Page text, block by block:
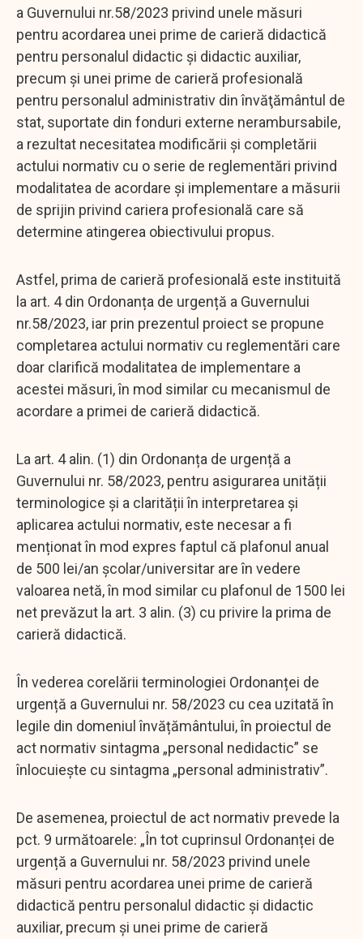
a Guvernului nr.58/2023 privind unele măsuri
pentru acordarea unei prime de carieră didactică
pentru personalul didactic şi didactic auxiliar,
precum şi unei prime de carieră profesională
pentru personalul administrativ din învăţământul de
stat, suportate din fonduri externe nerambursabile,
a rezultat necesitatea modificării și completării
actului normativ cu o serie de reglementări privind
modalitatea de acordare și implementare a măsurii
de sprijin privind cariera profesională care să
determine atingerea obiectivului propus.
Astfel, prima de carieră profesională este instituită
la art. 4 din Ordonanța de urgență a Guvernului
nr.58/2023, iar prin prezentul proiect se propune
completarea actului normativ cu reglementări care
doar clarifică modalitatea de implementare a
acestei măsuri, în mod similar cu mecanismul de
acordare a primei de carieră didactică.
La art. 4 alin. (1) din Ordonanța de urgență a
Guvernului nr. 58/2023, pentru asigurarea unității
terminologice și a clarității în interpretarea și
aplicarea actului normativ, este necesar a fi
menționat în mod expres faptul că plafonul anual
de 500 lei/an şcolar/universitar are în vedere
valoarea netă, în mod similar cu plafonul de 1500 lei
net prevăzut la art. 3 alin. (3) cu privire la prima de
carieră didactică.
În vederea corelării terminologiei Ordonanței de
urgență a Guvernului nr. 58/2023 cu cea uzitată în
legile din domeniul învățământului, în proiectul de
act normativ sintagma „personal nedidactic” se
înlocuiește cu sintagma „personal administrativ”.
De asemenea, proiectul de act normativ prevede la
pct. 9 următoarele: „În tot cuprinsul Ordonanței de
urgență a Guvernului nr. 58/2023 privind unele
măsuri pentru acordarea unei prime de carieră
didactică pentru personalul didactic şi didactic
auxiliar, precum şi unei prime de carieră